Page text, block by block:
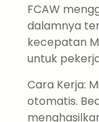
FCAW
dalamnya
kecepatan
untuk
Cara Kerja:
otomatis.